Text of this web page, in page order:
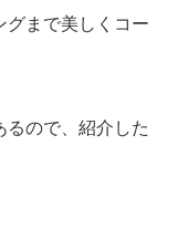
グまで美しくコー
るので、紹介した